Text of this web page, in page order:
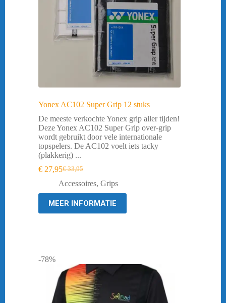
Yonex AC102 Super Grip 12 stuks
De meeste verkochte Yonex grip aller tijden!
Deze Yonex AC102 Super Grip over-grip
wordt gebruikt door vele internationale
topspelers. De AC102 voelt iets tacky
(plakkerig) ...
€33,95
Oorspronkelijke
prijs
€ 33,95.
€ 27,95Huidige
prijs
€ 27,95.
Accessoires, Grips
MEER INFORMATIE
-78%